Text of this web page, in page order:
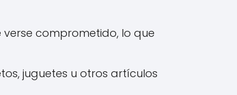
verse comprometido, lo que
juguetes u otros artículos